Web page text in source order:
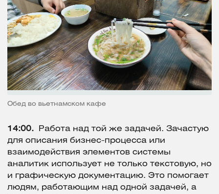
Обед во вьетнамском кафе
14:00.
Работа над той же задачей. Зачастую
для описания бизнес-процесса или
взаимодействия элементов системы
аналитик использует не только текстовую, но
и графическую документацию. Это помогает
людям, работающим над одной задачей, а